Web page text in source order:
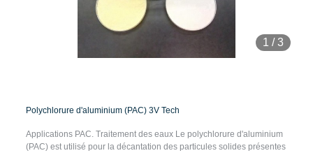
1 /3
Polychlorure d'aluminium (PAC) 3V Tech
Applications PAC. Traitement des eaux Le polychlorure d'aluminium
(PAC) est utilisé pour la décantation des particules solides présentes